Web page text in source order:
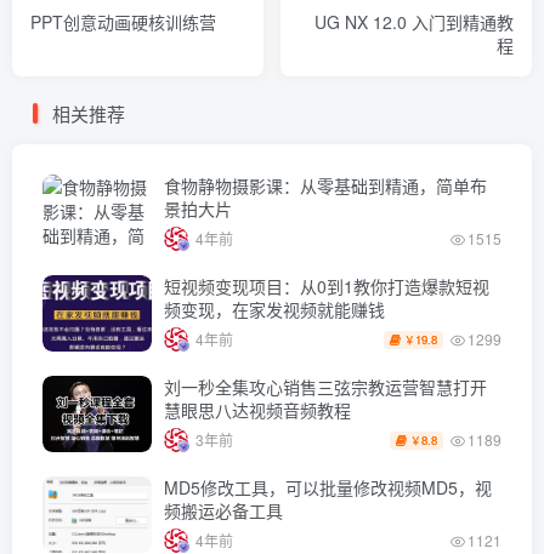
PPT创意动画硬核训练营
UG NX 12.0 入门到精通教
程
相关推荐
食物静物摄影课：从零基础到精通，简单布
景拍大片
4年前 1515
短视频变现项目：从0到1教你打造爆款短视
频变现，在家发视频就能赚钱
4年前 ￥ 19.8 1299
刘一秒全集攻心销售三弦宗教运营智慧打开
慧眼思八达视频音频教程
3年前 ￥8.8 1189
MD5修改工具，可以批量修改视频MD5，视
频搬运必备工具
4年前 1121